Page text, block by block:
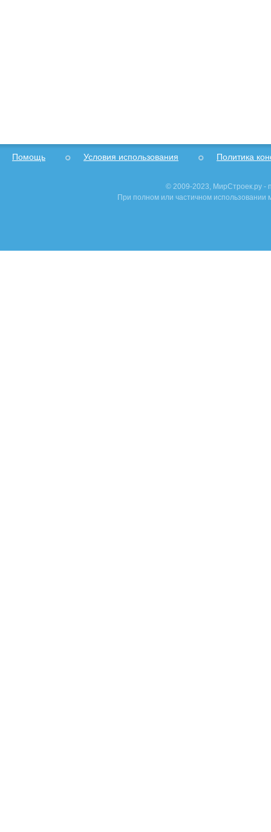
Помощь Условия использования Политика
© 2009-2023, МирСтроек.ру -
При полном или частичном использовании